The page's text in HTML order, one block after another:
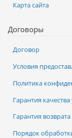
Карта сайта
Договоры
Договор
Условия
Политика
Гарантия качества
Гарантия
Порядок